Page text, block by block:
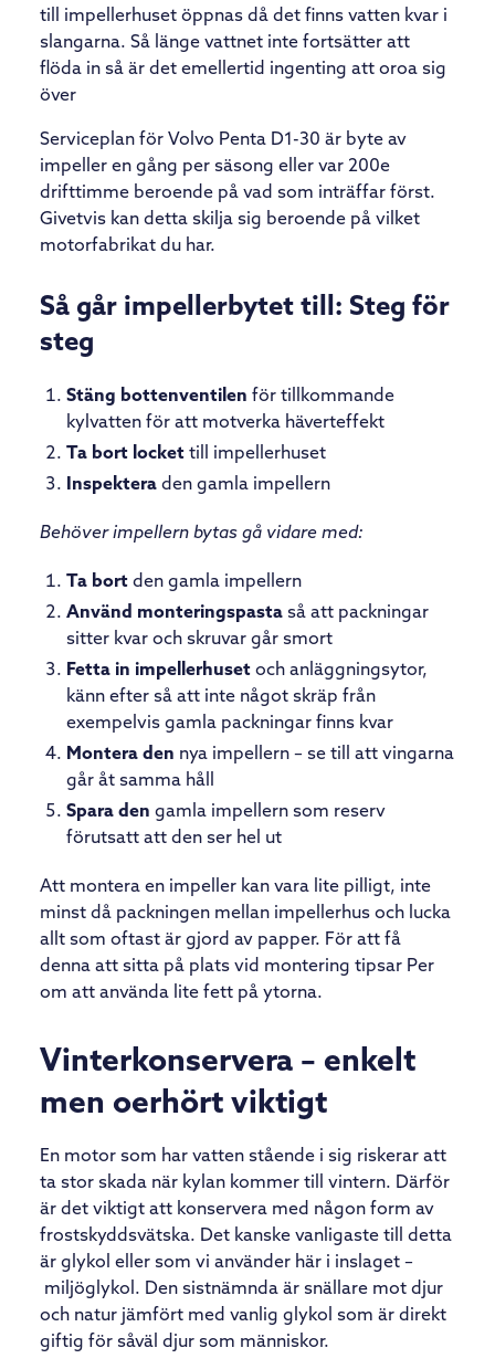
till impellerhuset öppnas då det finns vatten kvar i
slangarna. Så länge vattnet inte fortsätter att
flöda in så är det emellertid ingenting att oroa sig
över
Serviceplan för Volvo Penta D1-30 är byte av
impeller en gång per säsong eller var 200e
drifttimme beroende på vad som inträffar först.
Givetvis kan detta skilja sig beroende på vilket
motorfabrikat du har.
Så går impellerbytet till: Steg för
steg
Stäng bottenventilen för tillkommande
kylvatten för att motverka häverteffekt
Ta bort locket till impellerhuset
Inspektera den gamla impellern
Behöver impellern bytas gå vidare med:
Ta bort den gamla impellern
Använd monteringspasta så att packningar
sitter kvar och skruvar går smort
Fetta in impellerhuset och anläggningsytor,
känn efter så att inte något skräp från
exempelvis gamla packningar finns kvar
Montera den nya impellern – se till att vingarna
går åt samma håll
Spara den gamla impellern som reserv
förutsatt att den ser hel ut
Att montera en impeller kan vara lite pilligt, inte
minst då packningen mellan impellerhus och lucka
allt som oftast är gjord av papper. För att få
denna att sitta på plats vid montering tipsar Per
om att använda lite fett på ytorna.
Vinterkonservera – enkelt
men oerhört viktigt
En motor som har vatten stående i sig riskerar att
ta stor skada när kylan kommer till vintern. Därför
är det viktigt att konservera med någon form av
frostskyddsvätska. Det kanske vanligaste till detta
är glykol eller som vi använder här i inslaget –
miljöglykol. Den sistnämnda är snällare mot djur
och natur jämfört med vanlig glykol som är direkt
giftig för såväl djur som människor.